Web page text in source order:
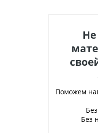
Поможем
Без